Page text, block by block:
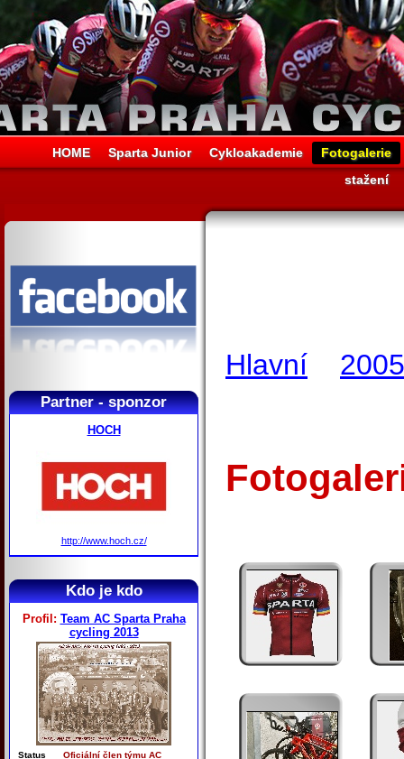
HOME Sparta Junior Cykloakademie
Fotogalerie
stažení
Partner - sponzor
HOCH
http://www.hoch.cz/
Kdo je kdo
Profil: Team AC Sparta Praha
cycling 2013
Status
Oficiální člen týmu AC
Hlavní 2005